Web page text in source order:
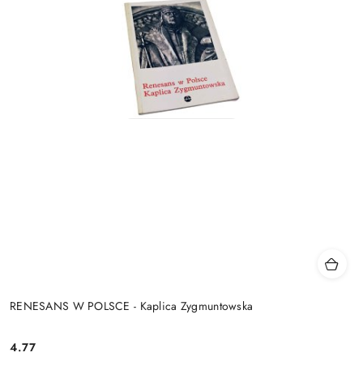
RENESANS W POLSCE - Kaplica Zygmuntowska
Cena:
4.77